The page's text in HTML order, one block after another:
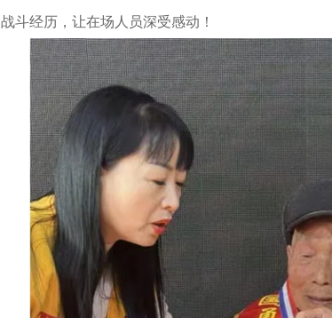
战斗经历，让在场人员深受感动！